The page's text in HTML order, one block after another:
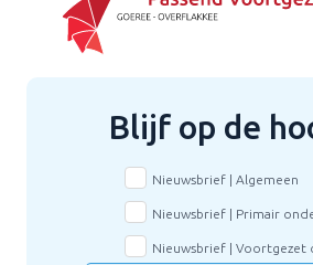
Blijf op de
Nieuwsbrief | Algemeen
Nieuwsbrief | Primair
Nieuwsbrief | Voortgezet